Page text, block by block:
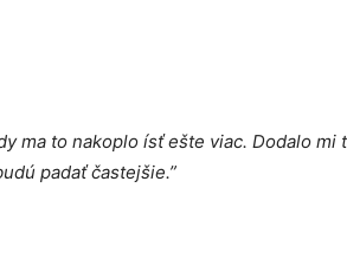
ma to nakoplo ísť ešte viac. Dodalo mi
padať častejšie.”